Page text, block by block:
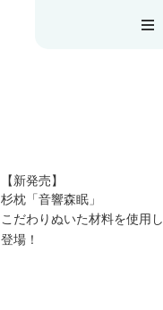
【新発売】
杉枕「音響森眠」
こだわりぬいた材料を使用
登場！